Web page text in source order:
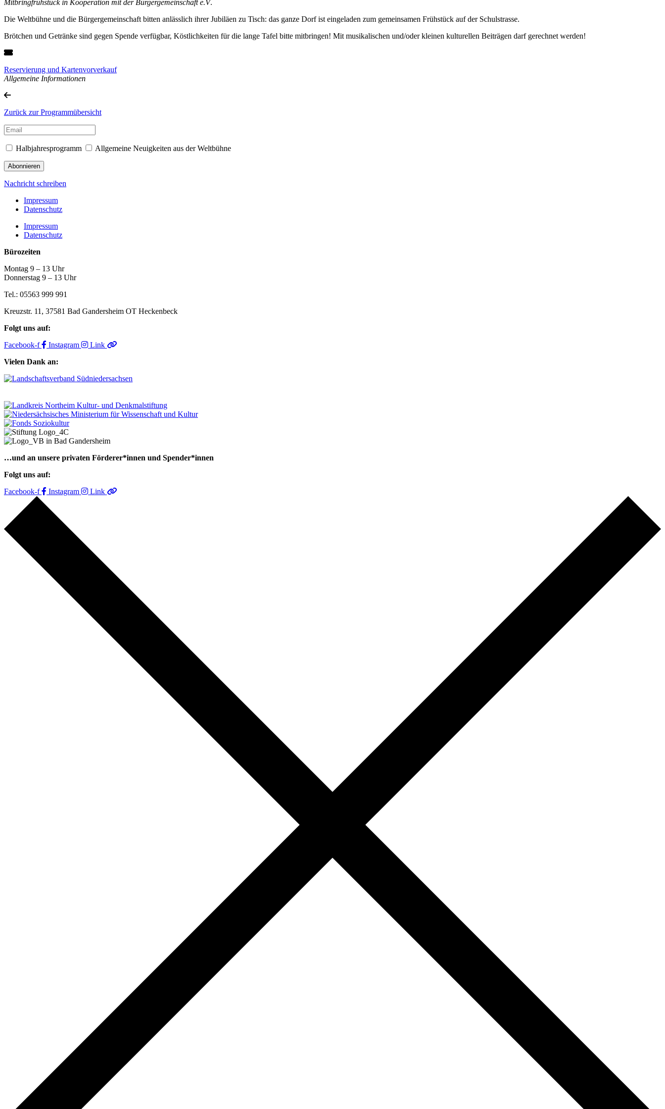
Mitbringfrühstück in Kooperation mit der Bürgergemeinschaft e.V.
Die Weltbühne und die Bürgergemeinschaft bitten anlässlich ihrer Jubiläen zu Tisch: das ganze Dorf ist eingeladen zum gemeinsamen Frühstück auf der Schulstrasse.
Brötchen und Getränke sind gegen Spende verfügbar, Köstlichkeiten für die lange Tafel bitte mitbringen! Mit musikalischen und/oder kleinen kulturellen Beiträgen darf gerechnet werden!
Reservierung und Kartenvorverkauf
Allgemeine Informationen
Zurück zur Programmübersicht
Halbjahresprogramm Allgemeine Neuigkeiten aus der Weltbühne
Nachricht schreiben
Impressum
Datenschutz
Impressum
Datenschutz
Bürozeiten
Montag 9 – 13 Uhr
Donnerstag 9 – 13 Uhr
Tel.: 05563 999 991
Kreuzstr. 11, 37581 Bad Gandersheim OT Heckenbeck
Folgt uns auf:
Facebook-f
Instagram
Link
Vielen Dank an:
…und an unsere privaten Förderer*innen und Spender*innen
Folgt uns auf:
Facebook-f
Instagram Link